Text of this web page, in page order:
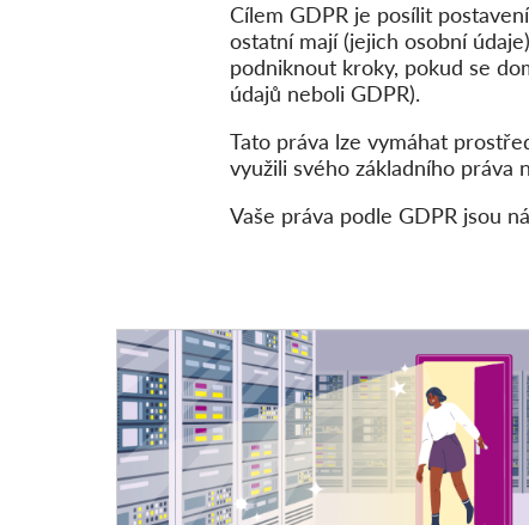
Cílem GDPR je posílit
ostatní mají (jejich osobní
podniknout kroky, pokud se
údajů neboli GDPR).
Tato práva lze vymáhat
využili svého základního práva
Vaše práva podle GDPR jsou